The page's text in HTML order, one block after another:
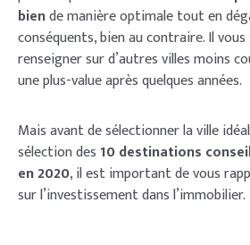
biende manière optimale tout en
conséquents, bien au contraire. Il
renseigner sur d’autres villes moins
une plus-value après quelques années.
Mais avant de sélectionner la ville
sélection des10 destinations
en 2020, il est important de vous
sur l’investissement dans l’immobilier.